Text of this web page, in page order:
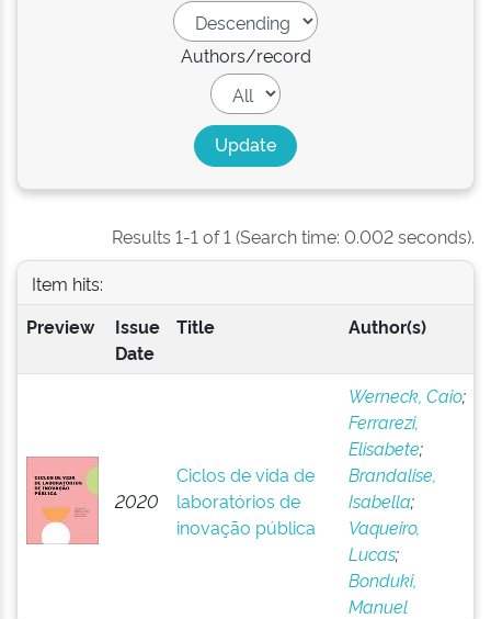
Authors/record
Results 1-1 of 1 (Search time: 0.002 seconds).
Item hits:
Preview
Issue
Date
Title Author(s)
2020
Ciclos de vida de
laboratórios de
inovação pública
Werneck, Caio;
Ferrarezi,
Elisabete;
Brandalise,
Isabella;
Vaqueiro,
Lucas;
Bonduki,
Manuel